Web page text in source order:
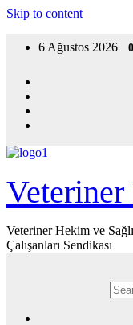
Skip to content
6 Ağustos 2026
Veteriner Hekim ve
Çalışanları Sendikası